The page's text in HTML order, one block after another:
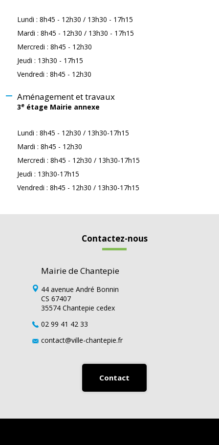
Lundi : 8h45 - 12h30 / 13h30 - 17h15
Mardi : 8h45 - 12h30 / 13h30 - 17h15
Mercredi : 8h45 - 12h30
Jeudi : 13h30 - 17h15
Vendredi : 8h45 - 12h30
Aménagement et travaux
3e étage Mairie annexe
Lundi : 8h45 - 12h30 / 13h30-17h15
Mardi : 8h45 - 12h30
Mercredi : 8h45 - 12h30 / 13h30-17h15
Jeudi : 13h30-17h15
Vendredi : 8h45 - 12h30 / 13h30-17h15
Contactez-nous
Mairie de Chantepie
44 avenue André Bonnin
CS 67407
35574 Chantepie cedex
02 99 41 42 33
contact@ville-chantepie.fr
Contact